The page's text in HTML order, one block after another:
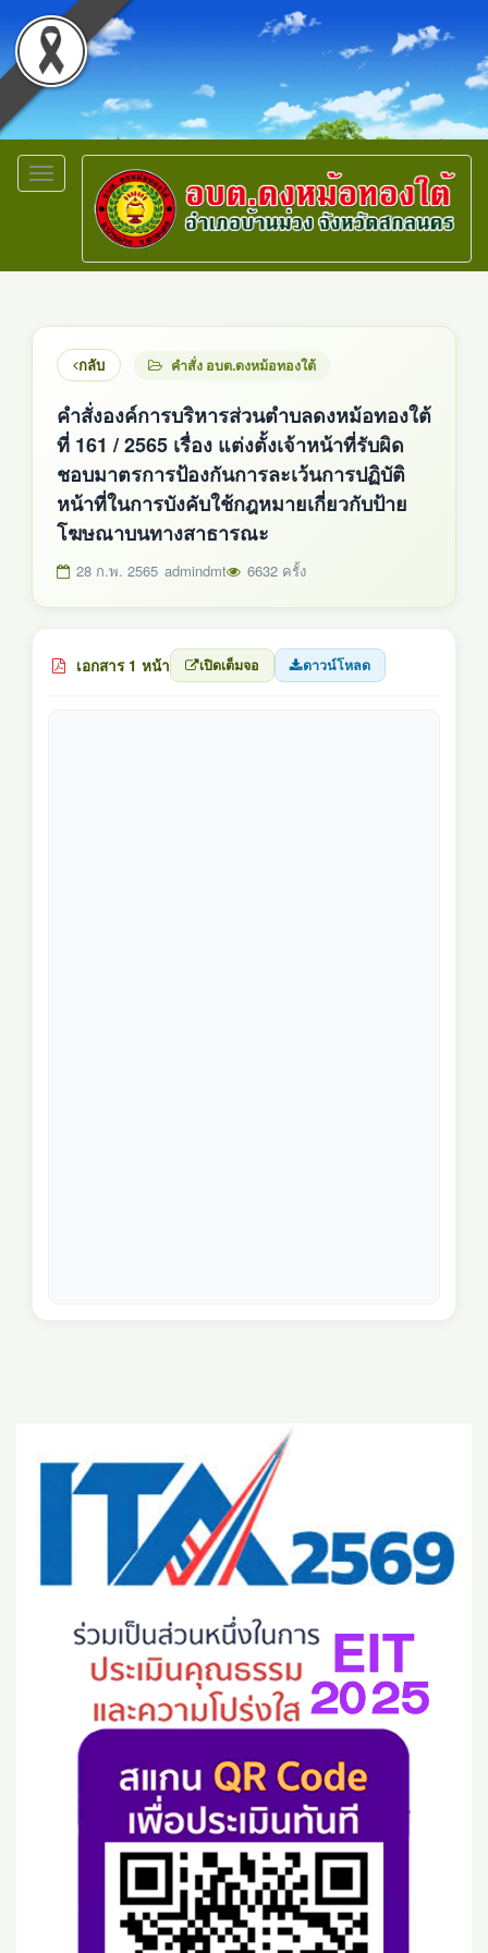
Toggle
navigation
กลับ คำสั่ง อบต.ดงหม้อทองใต้
คำสั่งองค์การบริหารส่วนตำบลดงหม้อทองใต้
ที่ 161 / 2565 เรื่อง แต่งตั้งเจ้าหน้าที่รับผิด
ชอบมาตรการป้องกันการละเว้นการปฏิบัติ
หน้าที่ในการบังคับใช้กฎหมายเกี่ยวกับป้าย
โฆษณาบนทางสาธารณะ
28 ก.พ. 2565 admindmt 6632 ครั้ง
เอกสาร 1 หน้า เปิดเต็มจอ ดาวน์โหลด